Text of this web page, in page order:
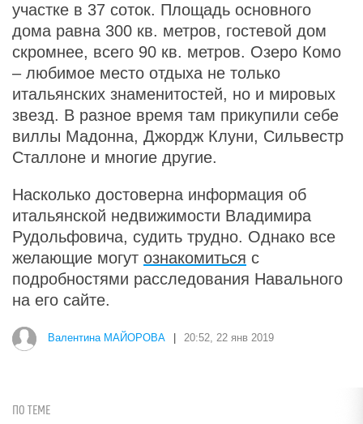
участке в 37 соток. Площадь основного
дома равна 300 кв. метров, гостевой дом
скромнее, всего 90 кв. метров. Озеро Комо
– любимое место отдыха не только
итальянских знаменитостей, но и мировых
звезд. В разное время там прикупили себе
виллы Мадонна, Джордж Клуни, Сильвестр
Сталлоне и многие другие.
Насколько достоверна информация об
итальянской недвижимости Владимира
Рудольфовича, судить трудно. Однако все
желающие могут ознакомиться с
подробностями расследования Навального
на его сайте.
Валентина МАЙОРОВА 20:52, 22 янв 2019
ПО ТЕМЕ